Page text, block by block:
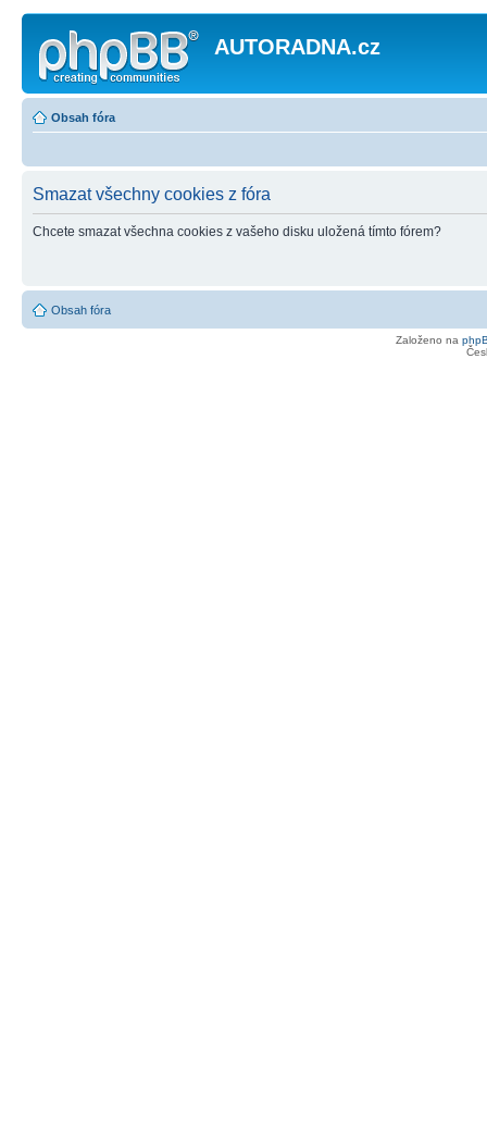
AUTORADNA.cz
Obsah fóra
Smazat všechny cookies z fóra
Chcete smazat všechna cookies z vašeho disku uložená tímto fórem?
Obsah fóra
Založeno na